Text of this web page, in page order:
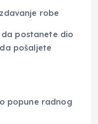
robe
postanete dio
pošaljete
popune radnog